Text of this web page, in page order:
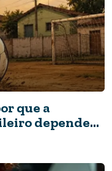
que a
depende